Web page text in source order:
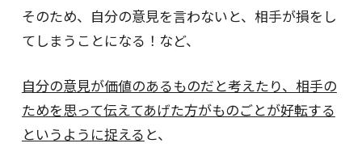
そのため、自分の意見を言わないと、相手が損をし
てしまうことになる！など、
自分の意見が価値のあるものだと考えたり、相手の
ためを思って伝えてあげた方がものごとが好転する
というように捉える と、